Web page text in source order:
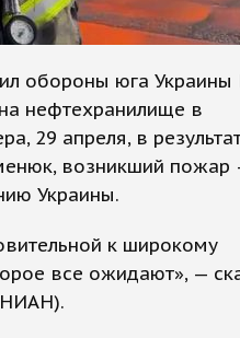
обороны юга Украины
нефтехранилище в
29 апреля, в
возникший пожар
Украины.
к широкому
все ожидают», —